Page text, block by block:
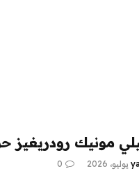
مونيك رودريغيز
0